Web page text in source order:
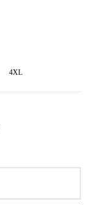
4XL